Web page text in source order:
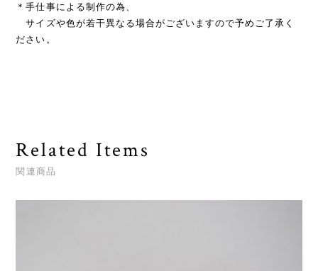
＊手仕事による制作の為、
サイズや色が若干異なる場合がございますので予めご了承く
ださい。
Related Items
関連商品